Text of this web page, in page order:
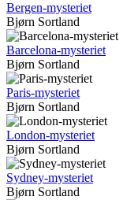
Bergen-mysteriet
Bjørn Sortland
Barcelona-mysteriet
Bjørn Sortland
Paris-mysteriet
Bjørn Sortland
London-mysteriet
Bjørn Sortland
Sydney-mysteriet
Bjørn Sortland